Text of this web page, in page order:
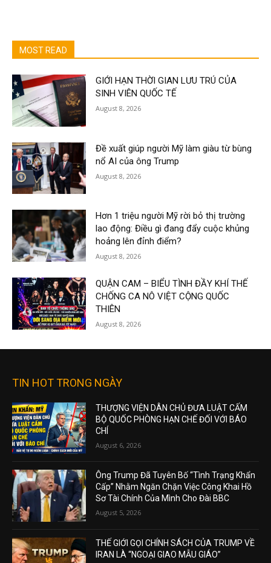
MOST READ
GIỚI HẠN THỜI GIAN LƯU TRÚ CỦA
SINH VIÊN QUỐC TẾ
August 8, 2026
Đề xuất giúp người Mỹ làm giàu từ bùng
nổ AI của ông Trump
August 8, 2026
Hơn 1 triệu người Mỹ rời bỏ thị trường
lao động: Điều gì đang đẩy cuộc khủng
hoảng lên đỉnh điểm?
August 8, 2026
QUẬN CAM – BIỂU TÌNH ĐẦY KHÍ THẾ
CHỐNG CA NÔ VIỆT CỘNG QUỐC
THIÊN
August 8, 2026
TIN HOT TRONG NGÀY
THƯỢNG VIỆN DÂN CHỦ ĐƯA LUẬT CẤM
BỘ QUỐC PHÒNG HẠN CHẾ ĐỐI VỚI BÁO
CHÍ
August 6, 2026
Ông Trump Đã Tuyên Bố “Tình Trạng Khẩn
Cấp” Nhằm Ngăn Chặn Việc Công Khai Hồ
Sơ Tài Chính Của Mình Cho Đài BBC
August 5, 2026
THẾ GIỚI GỌI CHÍNH SÁCH CỦA TRUMP VỀ
IRAN LÀ “NGOẠI GIAO MẪU GIÁO”